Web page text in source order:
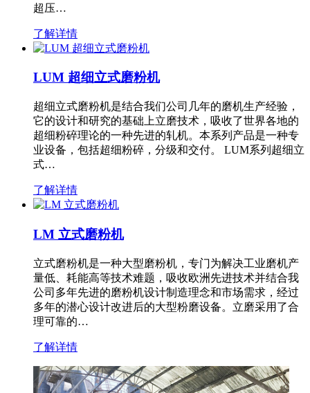
超压…
了解详情
LUM 超细立式磨粉机
超细立式磨粉机是结合我们公司几年的磨机生产经验，
它的设计和研究的基础上立磨技术，吸收了世界各地的
超细粉碎理论的一种先进的轧机。本系列产品是一种专
业设备，包括超细粉碎，分级和交付。 LUM系列超细立
式…
了解详情
LM 立式磨粉机
立式磨粉机是一种大型磨粉机，专门为解决工业磨机产
量低、耗能高等技术难题，吸收欧洲先进技术并结合我
公司多年先进的磨粉机设计制造理念和市场需求，经过
多年的潜心设计改进后的大型粉磨设备。立磨采用了合
理可靠的…
了解详情